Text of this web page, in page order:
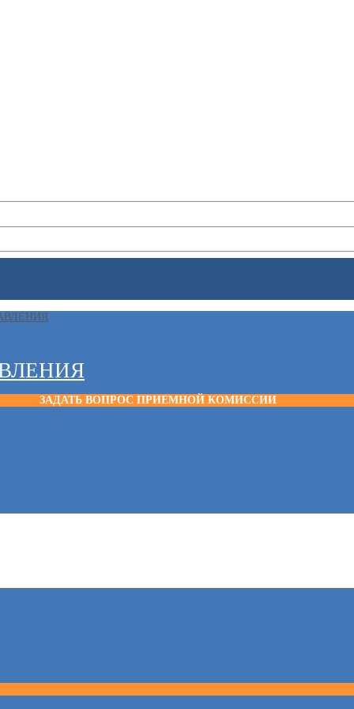
ЗАДАТЬ ВОПРОС ПРИЕМНОЙ КОМИССИИ